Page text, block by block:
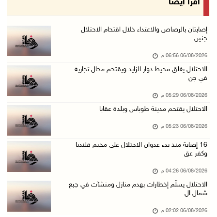
وزير العدل يبحث مع السفير التركي تعزيز التعاو ...
06/آب/2026 02:37 م
سلطة النقد: ارتفاع نسبة الشمول المالي في فلسط ...
الاحتلال يسلّم إخطارات بهدم منازل ومنشآت في ج ...
افتتاح سوق الباذنجان البتيري السنوي في بتير غ ...
06/آب/2026 01:50 م
"إبداع المعلم" و"التربية" يطلقان دورة في التع ...
اقرأ أيضا
إصابتان بالرصاص والاعتداء خلال اقتحام الاحتلال
جنين
06/08/2026 06:56 م
الاحتلال يغلق محيط دوار الزايد ويقتحم محال تجارية
في جن
06/08/2026 05:29 م
الاحتلال يقتحم مدينة طوباس وبلدة عقابا
06/08/2026 05:23 م
16 إصابة منذ بدء عدوان الاحتلال على مخيم قلنديا
وكفر عق
06/08/2026 04:26 م
الاحتلال يسلّم إخطارات بهدم منازل ومنشآت في جبع
شمال ال
06/08/2026 02:02 م